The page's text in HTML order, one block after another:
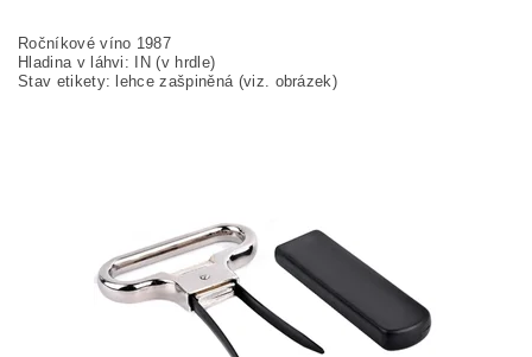
Ročníkové víno 1987
Hladina v láhvi: IN (v hrdle)
Stav etikety: lehce zašpiněná (viz. obrázek)